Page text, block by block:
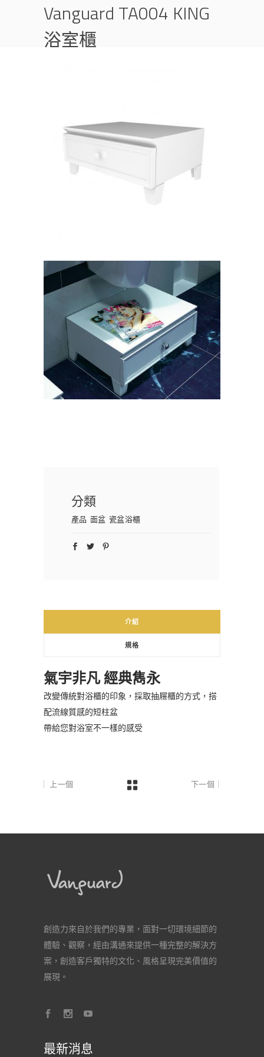
Vanguard TA004 KING
浴室櫃
分類
產品 面盆 瓷盆浴櫃
介紹
規格
氣宇非凡 經典雋永
改變傳統對浴櫃的印象，採取抽屜櫃的方式，搭
配流線質感的短柱盆
帶給您對浴室不一樣的感受
上一個 下一個
創造力來自於我們的專業，面對一切環境細節的
體驗、觀察，經由溝通來提供一種完整的解決方
案，創造客戶獨特的文化、風格呈現完美價值的
展現。
最新消息